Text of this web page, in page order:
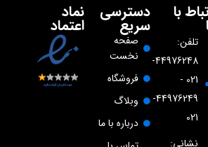
با
تلفن:
44976248-
021 -
44976249-
021
نشانی:
دسترسی
سریع
صفحه
نخست
فروشگاه
وبلاگ
درباره با ما
نماد
اعتماد